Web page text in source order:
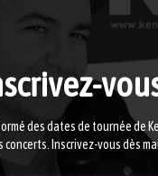
des dates de tournée de
concerts. Inscrivez-vous dès